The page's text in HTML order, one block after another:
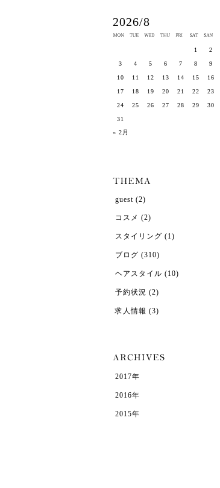
2026/8
« 2月
1 2
3 4 5 6 7 8 9
10 11 12 13 14 15 16
17 18 19 20 21 22 23
24 25 26 27 28 29 30
31
guest (2)
コスメ (2)
スタイリング (1)
ブログ (310)
ヘアスタイル (10)
予約状況 (2)
求人情報 (3)
2017年
2016年
2015年